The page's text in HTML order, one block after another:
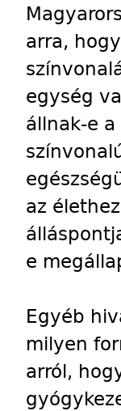
arra,
egység
állnak-e
az
e
Egyéb
milyen
arról,